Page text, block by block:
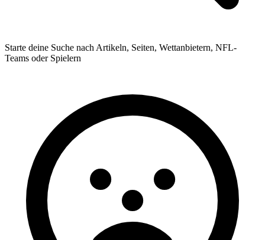
Starte deine Suche nach Artikeln, Seiten, Wettanbietern, NFL-
Teams oder Spielern